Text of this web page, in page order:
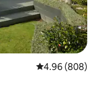
Calificación
4.96 (808)